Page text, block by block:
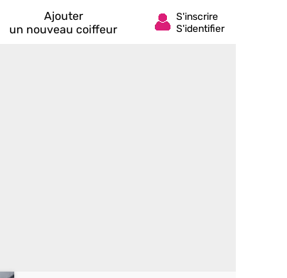
Ajouter
un nouveau coiffeur